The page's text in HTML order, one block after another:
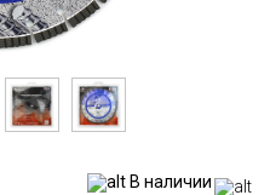
В наличии